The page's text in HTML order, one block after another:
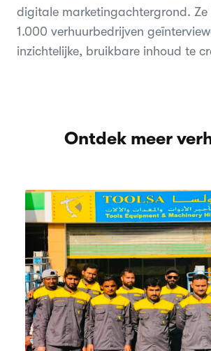
digitale marketingachtergrond. Ze
1.000 verhuurbedrijven
inzichtelijke, bruikbare inhoud te
Ontdek meer